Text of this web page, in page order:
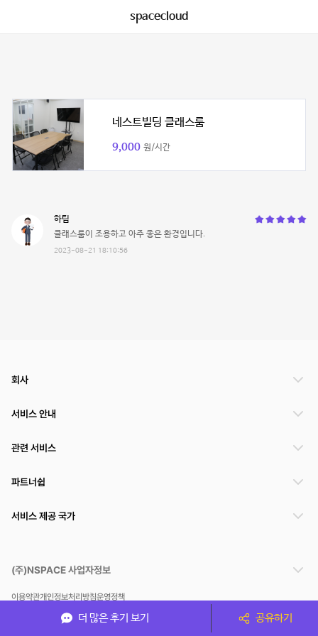
spacecloud
네스트빌딩 클래스룸
9,000 원/시간
하팀
클래스룸이 조용하고 아주 좋은 환경입니다.
2023-08-21 18:10:56
더 많은 후기 보기 공유하기
회사
서비스 안내
관련 서비스
파트너쉽
서비스 제공 국가
(주)NSPACE 사업자정보
이용약관개인정보처리방침운영정책
스페이스클라우드는 통신판매중개자이며 통신판매의 당사자가 아닙니다. 따라서 스페이스클
라우드는 공간 거래정보 및 거래에 대해 책임지지 않습니다.